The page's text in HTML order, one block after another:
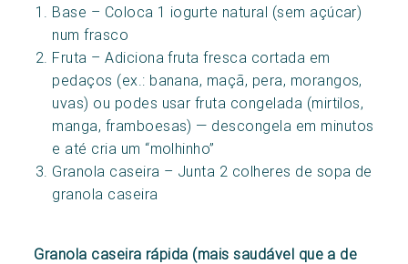
Base – Coloca 1 iogurte natural (sem açúcar)
num frasco
Fruta – Adiciona fruta fresca cortada em
pedaços (ex.: banana, maçã, pera, morangos,
uvas) ou podes usar fruta congelada (mirtilos,
manga, framboesas) — descongela em minutos
e até cria um “molhinho”
Granola caseira – Junta 2 colheres de sopa de
granola caseira
Granola caseira rápida (mais saudável que a de